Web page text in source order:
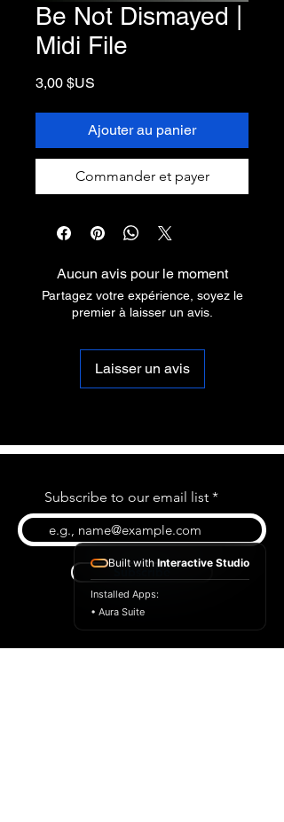
Be Not Dismayed |
Midi File
3,00 $US
Ajouter au panier
Commander et payer
Aucun avis pour le moment
Partagez votre expérience, soyez le
premier à laisser un avis.
Laisser un avis
Subscribe to our email list
Subscribe
Built with Interactive Studio
Installed Apps:
• Aura Suite